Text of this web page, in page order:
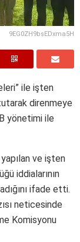
9EG0ZH9bsEDxma5H
ile işten
direnmeye
yönetimi ile
ve işten
iddialarının
ifade etti.
neticesinde
Komisyonu